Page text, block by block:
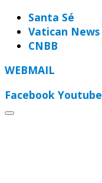
Santa Sé
Vatican News
CNBB
WEBMAIL
Facebook Youtube